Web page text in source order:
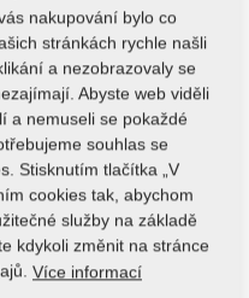
ODHRNOVAČKA P
3002396
nakupování bylo co
stránkách rychle našli
a nezobrazovaly se
Abyste web viděli
a nemuseli se pokaždé
souhlas se
Stisknutím tlačítka „V
cookies tak, abychom
služby na základě
kdykoli změnit na stránce
Více informací